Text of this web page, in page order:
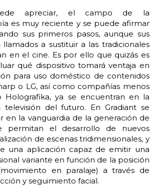
apreciar, el campo de la
es muy reciente y se puede afirmar
sus primeros pasos, aunque sus
llamados a sustituir a las tradicionales
en el cine. Es por ello que quizás es
qué dispositivo tomará ventaja en
para uso doméstico de contenidos
o LG, así como compañías menos
Holografika, ya se encuentran en la
del futuro. En Gradiant se
en la vanguardia de la generación de
permitan el desarrollo de nuevos
de escenas tridimensionales, y
una aplicación capaz de emitir una
variante en función de la posición
en paralaje) a través de
y seguimiento facial.